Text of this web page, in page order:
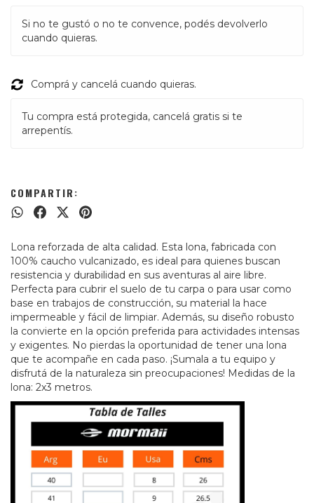
Si no te gustó o no te convence, podés devolverlo
cuando quieras.
Comprá y cancelá cuando quieras.
Tu compra está protegida, cancelá gratis si te
arrepentís.
COMPARTIR:
Lona reforzada de alta calidad. Esta lona, fabricada con
100% caucho vulcanizado, es ideal para quienes buscan
resistencia y durabilidad en sus aventuras al aire libre.
Perfecta para cubrir el suelo de tu carpa o para usar como
base en trabajos de construcción, su material la hace
impermeable y fácil de limpiar. Además, su diseño robusto
la convierte en la opción preferida para actividades intensas
y exigentes. No pierdas la oportunidad de tener una lona
que te acompañe en cada paso. ¡Sumala a tu equipo y
disfrutá de la naturaleza sin preocupaciones! Medidas de la
lona: 2x3 metros.